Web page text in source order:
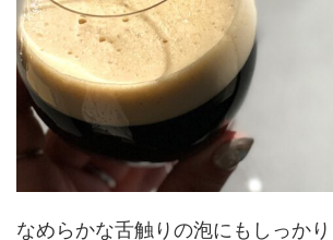
なめらかな舌触りの泡にもしっか